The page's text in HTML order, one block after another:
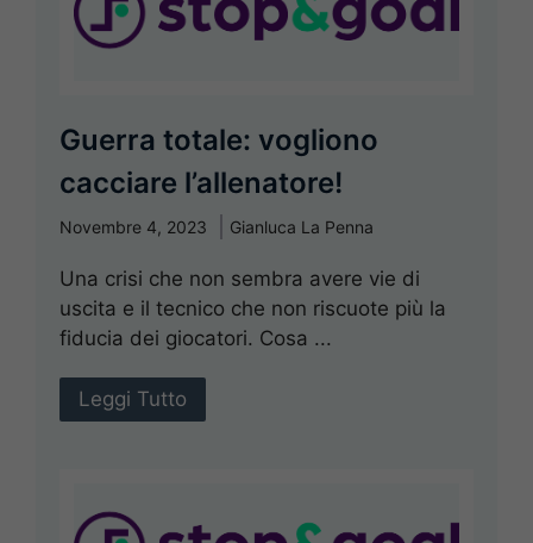
Guerra totale: vogliono
cacciare l’allenatore!
Novembre 4, 2023 Gianluca La Penna
Una crisi che non sembra avere vie di
uscita e il tecnico che non riscuote più la
fiducia dei giocatori. Cosa ...
Leggi Tutto